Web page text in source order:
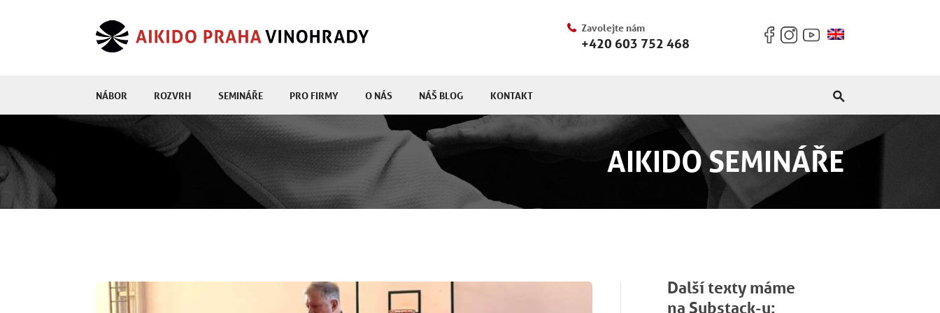
Zavolejte nám
+420 603 752 468
NÁBOR ROZVRH SEMINÁŘE PRO FIRMY O NÁS NÁŠ BLOG KONTAKT
AIKIDO SEMINÁŘE
Další texty máme
na Substack-u: